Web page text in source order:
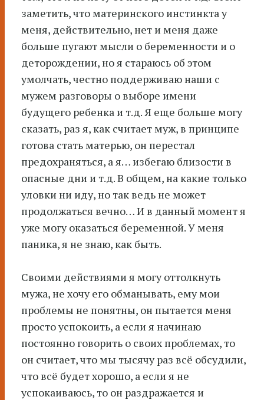
заметить, что материнского инстинкта у
меня, действительно, нет и меня даже
больше пугают мысли о беременности и о
деторождении, но я стараюсь об этом
умолчать, честно поддерживаю наши с
мужем разговоры о выборе имени
будущего ребенка и т.д. Я еще больше могу
сказать, раз я, как считает муж, в принципе
готова стать матерью, он перестал
предохраняться, а я… избегаю близости в
опасные дни и т.д. В общем, на какие только
уловки ни иду, но так ведь не может
продолжаться вечно… И в данный момент я
уже могу оказаться беременной. У меня
паника, я не знаю, как быть.
Своими действиями я могу оттолкнуть
мужа, не хочу его обманывать, ему мои
проблемы не понятны, он пытается меня
просто успокоить, а если я начинаю
постоянно говорить о своих проблемах, то
он считает, что мы тысячу раз всё обсудили,
что всё будет хорошо, а если я не
успокаиваюсь, то он раздражается и